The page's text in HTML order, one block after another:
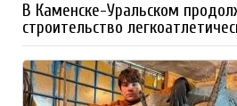
В Каменске-Уральском
строительство